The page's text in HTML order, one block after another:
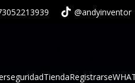
@andyinventor
TiendaRegistrarse